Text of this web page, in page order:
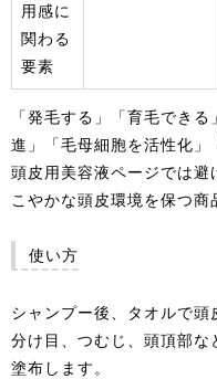
用感に
関わる
要素
「発毛する」「育毛でき
進」「毛母細胞を活性化
頭皮用美容液ページでは
こやかな頭皮環境を保つ商
使い方
シャンプー後、タオルで頭
分け目、つむじ、頭頂部
塗布します。